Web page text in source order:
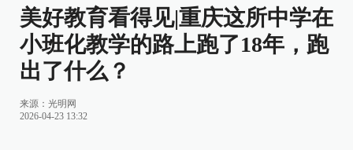
美好教育看得见|重庆这所中学在
小班化教学的路上跑了18年，跑
出了什么？
来源： 光明网
2026-04-23 13:32